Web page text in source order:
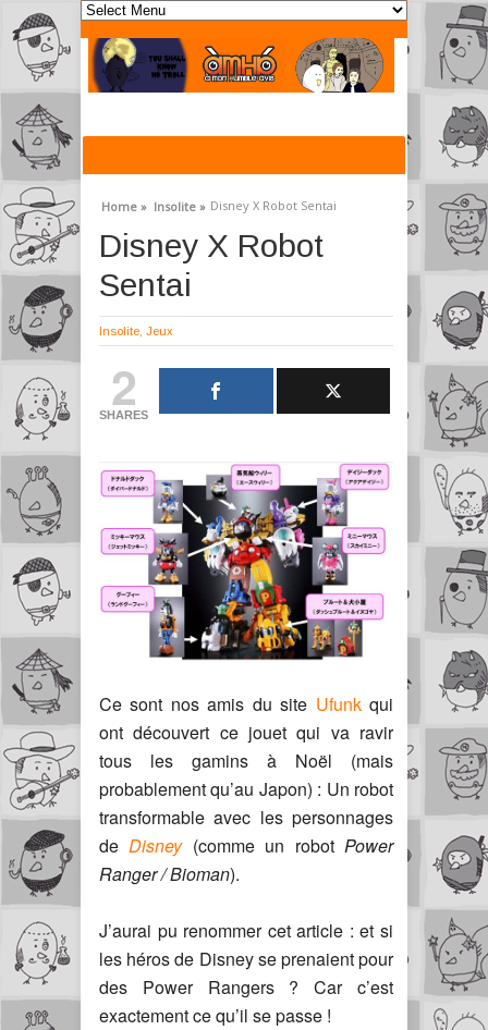
Home » Insolite » Disney X Robot Sentai
Disney X Robot
Sentai
Insolite Jeux
2
SHARES
Ce sont nos amis du site Ufunkqui
ont découvert ce jouet qui va ravir
tous les gamins à Noël (mais
probablement qu’au Japon) : Un robot
transformable avec les personnages
deDisney(comme un robotPower
Ranger / Bioman).
J’aurai pu renommer cet article : et si
les héros de Disney se prenaient pour
des Power Rangers ? Car c’est
exactement ce qu’il se passe !